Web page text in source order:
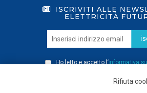
ISCRIVITI ALLE
ELETTRICITÀ
Ho letto e accetto l’informativa
Rifiuta